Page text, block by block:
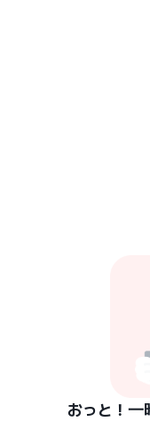
おっと！一